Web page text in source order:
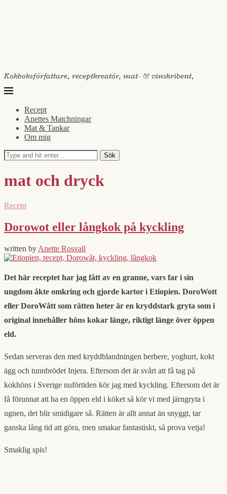
Kokboksförfattare, receptkreatör, mat- & vinskribent,
Recept
Anettes Matchningar
Mat & Tankar
Om mig
Sök
mat och dryck
Recept
Dorowot eller långkok på kyckling
written by Anette Rosvall
Det här receptet har jag fått av en granne, vars far i sin
ungdom åkte omkring och gjorde kartor i Etiopien. DoroWott
eller DoroWått som rätten heter är en kryddstark gryta som i
original innehåller höns kokar länge, riktigt länge över öppen
eld.
Sedan serveras den med kryddblandningen berbere, yoghurt, kokt
ägg och tunnbrödet Injera. Eftersom det är svårt att få tag på
kokhöns i Sverige nuförtiden kör jag med kyckling. Eftersom det är
få förunnat att ha en öppen eld i köket så kör vi med järngryta i
ugnen, det blir smidigare så. Rätten är allt annat än snyggt, tar
ganska lång tid att göra, men smakar fantastiskt, så prova vetja!
Smaklig spis!